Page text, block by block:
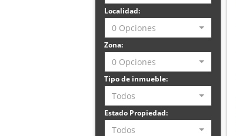
Localidad:
0 Opciones
Zona:
0 Opciones
Tipo de inmueble:
Todos
Estado Propiedad:
Todos